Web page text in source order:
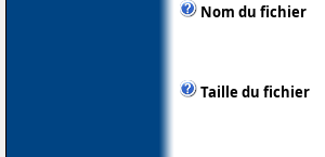
Nom du fichier
Taille du fichier